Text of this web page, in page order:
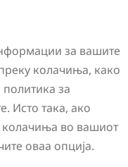
за вашите
колачиња, како
за
Исто така, ако
колачиња во вашиот
оваа опција.